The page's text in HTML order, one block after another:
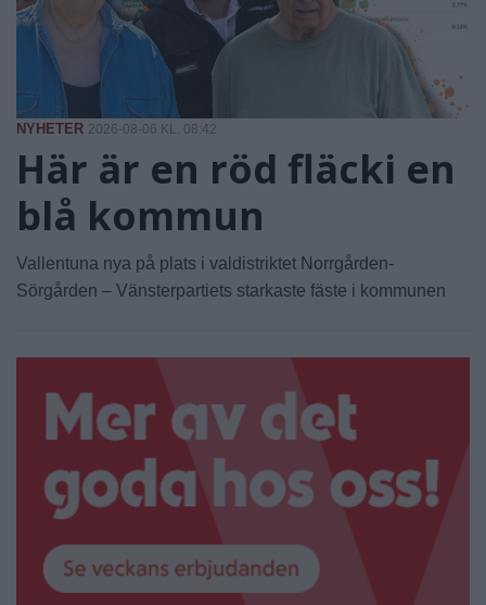
NYHETER 2026-08-06 KL. 08:42
Här är en röd fläcki en
blå kommun
Vallentuna nya på plats i valdistriktet Norrgården-
Sörgården – Vänsterpartiets starkaste fäste i kommunen